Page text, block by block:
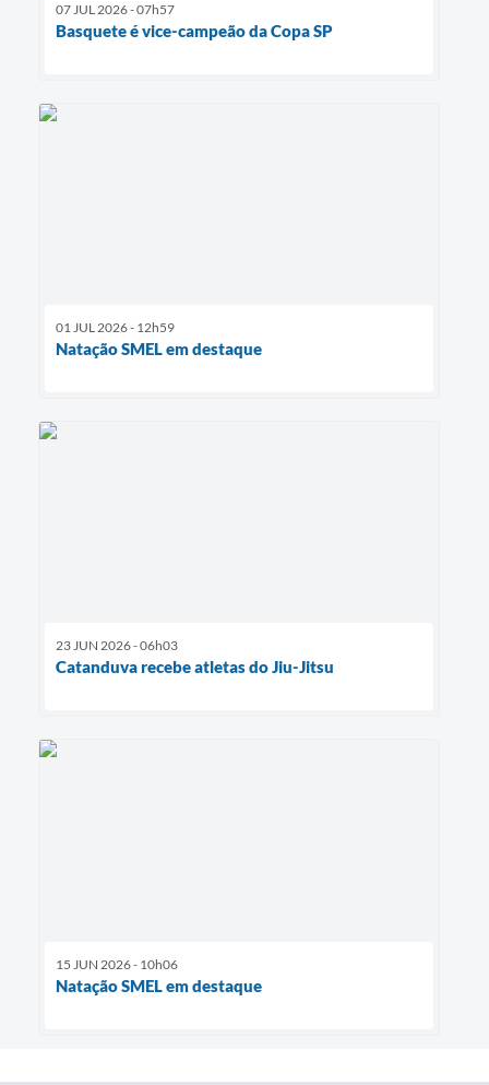
07 JUL 2026 - 07h57
Basquete é vice-campeão da Copa SP
01 JUL 2026 - 12h59
Natação SMEL em destaque
23 JUN 2026 - 06h03
Catanduva recebe atletas do Jiu-Jitsu
15 JUN 2026 - 10h06
Natação SMEL em destaque